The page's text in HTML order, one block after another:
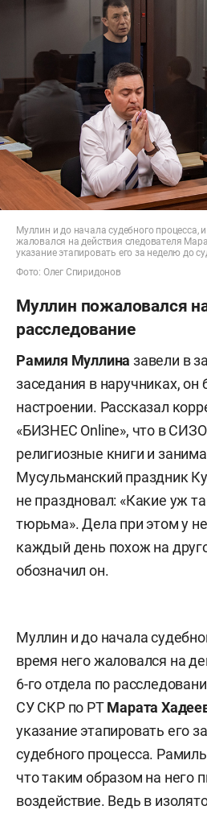
Муллин и до начала судебного процесса,
жаловался на действия следователя
указание этапировать его за неделю до
Фото: Олег Спиридонов
Муллин пожаловался
расследование
Рамиля Муллина завели в
заседания в наручниках,
настроении. Рассказал
«БИЗНЕС Online», что в
религиозные книги и
Мусульманский праздник
не праздновал: «Какие уж
тюрьма». Дела при этом у
каждый день похож на
обозначил он.
Муллин и до начала
время него жаловался на
6-го отдела по
СУ СКР по РТМарата
указание этапировать его
судебного процесса.
что таким образом на него
воздействие. Ведь в